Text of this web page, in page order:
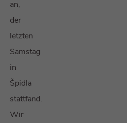
an,
der
letzten
Samstag
in
Špidla
stattfand.
Wir